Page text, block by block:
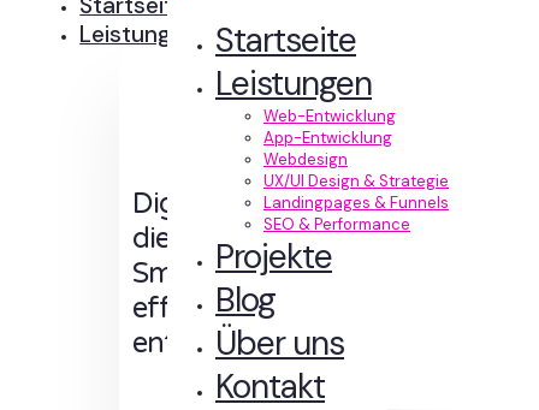
Startseite
Leistungen
Web-Entwicklung
App-Entwicklung
Webdesign
UX/UI Design & Strategie
Landingpages & Funnels
SEO & Performance
Projekte
Blog
Über uns
Kontakt
Leistungen
Digitale Erlebnisse,
die Sinn machen.
Smart designt und
effizient
entwickelt.